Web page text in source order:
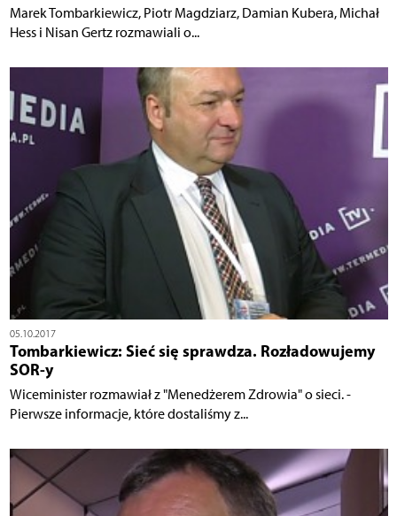
Marek Tombarkiewicz, Piotr Magdziarz, Damian Kubera, Michał
Hess i Nisan Gertz rozmawiali o...
05.10.2017
Tombarkiewicz: Sieć się sprawdza. Rozładowujemy
SOR-y
Wiceminister rozmawiał z "Menedżerem Zdrowia" o sieci. -
Pierwsze informacje, które dostaliśmy z...